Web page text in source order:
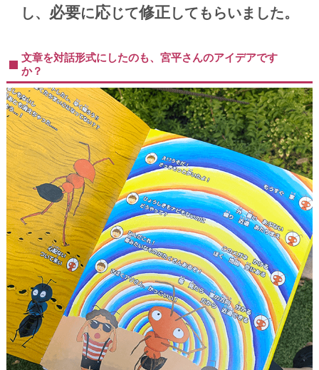
し、 必要に応じて修正してもらいました。
文章を対話形式にしたのも、宮平さんのアイデアです
か？